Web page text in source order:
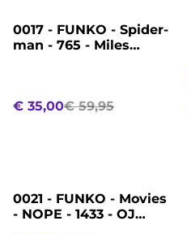
%
0017 - FUNKO - Spider-
man - 765 - Miles
€ 35,00€ 59,95
%
0021 - FUNKO - Movies
- NOPE - 1433 - OJ